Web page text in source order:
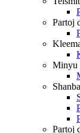
Partoj
Minyu
Partoj